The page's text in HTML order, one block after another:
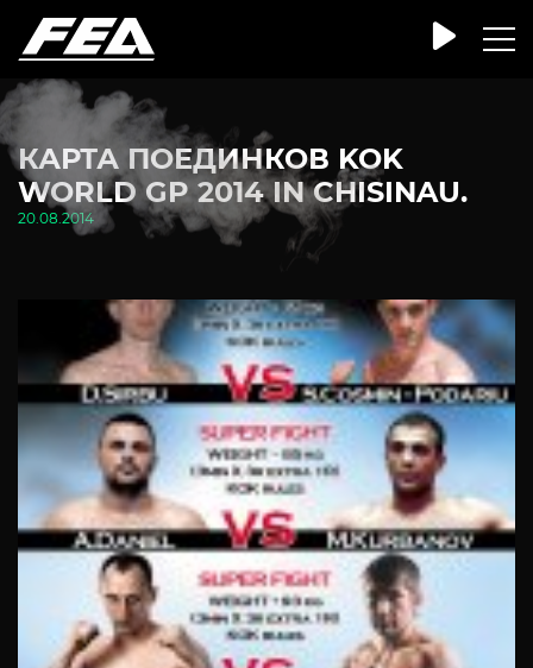
КАРТА ПОЕДИНКОВ KOK
WORLD GP 2014 IN CHISINAU.
20.08.2014